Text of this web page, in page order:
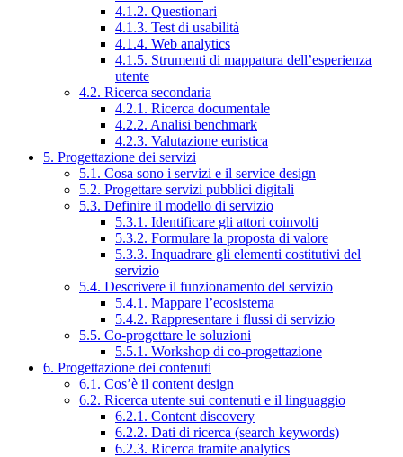
4.1.2. Questionari
4.1.3. Test di usabilità
4.1.4. Web analytics
4.1.5. Strumenti di mappatura dell’esperienza
utente
4.2. Ricerca secondaria
4.2.1. Ricerca documentale
4.2.2. Analisi benchmark
4.2.3. Valutazione euristica
5. Progettazione dei servizi
5.1. Cosa sono i servizi e il service design
5.2. Progettare servizi pubblici digitali
5.3. Definire il modello di servizio
5.3.1. Identificare gli attori coinvolti
5.3.2. Formulare la proposta di valore
5.3.3. Inquadrare gli elementi costitutivi del
servizio
5.4. Descrivere il funzionamento del servizio
5.4.1. Mappare l’ecosistema
5.4.2. Rappresentare i flussi di servizio
5.5. Co-progettare le soluzioni
5.5.1. Workshop di co-progettazione
6. Progettazione dei contenuti
6.1. Cos’è il content design
6.2. Ricerca utente sui contenuti e il linguaggio
6.2.1. Content discovery
6.2.2. Dati di ricerca (search keywords)
6.2.3. Ricerca tramite analytics